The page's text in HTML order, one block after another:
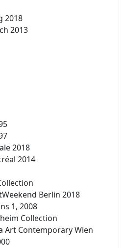
2018
2013
2018
2014
Berlin 2018
1, 2008
Collection
Art Contemporary Wien